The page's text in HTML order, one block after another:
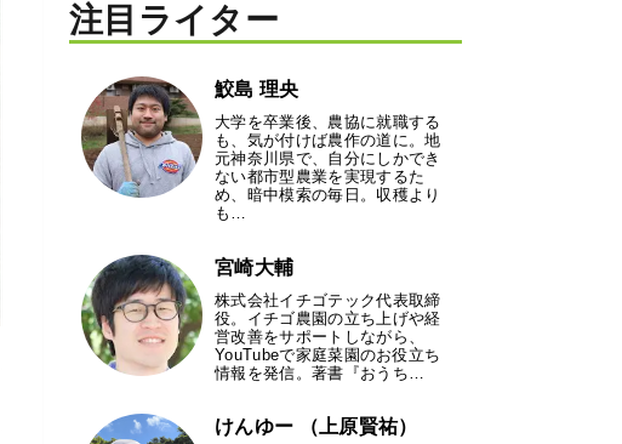
注目ライター
鮫島 理央
大学を卒業後、農協に就職する
も、気が付けば農作の道に。地
元神奈川県で、自分にしかでき
ない都市型農業を実現するた
め、暗中模索の毎日。収穫より
も…
宮崎大輔
株式会社イチゴテック代表取締
役。イチゴ農園の立ち上げや経
営改善をサポートしながら、
YouTubeで家庭菜園のお役立ち
情報を発信。著書『おうち…
けんゆー （上原賢祐）